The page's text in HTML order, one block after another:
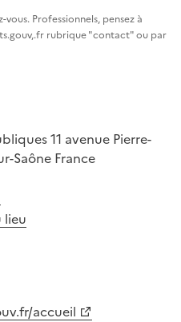
Professionnels, pensez à
rubrique "contact" ou par
11 avenue Pierre-
Saône France
lieu
accueil